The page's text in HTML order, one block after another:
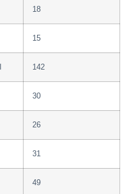
18
15
142
30
26
31
49